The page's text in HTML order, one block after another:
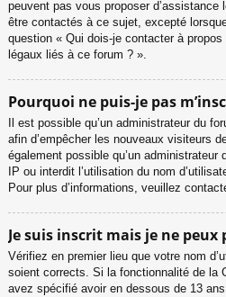
peuvent pas vous proposer d’assistance
être contactés à ce sujet, excepté
question « Qui dois-je contacter à propos
légaux liés à ce forum ? ».
Pourquoi ne puis-je pas
Il est possible qu’un administrateur du
afin d’empêcher les nouveaux visiteurs
également possible qu’un
IP ou interdit l’utilisation du nom
Pour plus d’informations, veuillez
Je suis inscrit mais je ne peux
Vérifiez en premier lieu que votre nom
soient corrects. Si la fonctionnalité de la
avez spécifié avoir en dessous de 13